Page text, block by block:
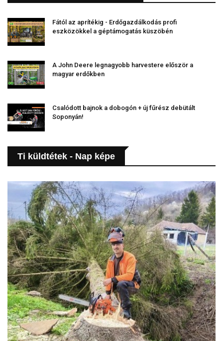
Fától az aprítékig - Erdőgazdálkodás profi
eszközökkel a géptámogatás küszöbén
A John Deere legnagyobb harvestere először a
magyar erdőkben
Csalódott bajnok a dobogón + új fűrész debütált
Soponyán!
Ti küldtétek - Nap képe